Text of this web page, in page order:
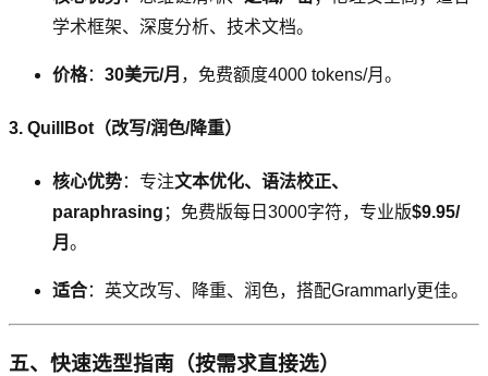
学术框架、深度分析、技术文档。
价格： 30美元/月 ，免费额度4000 tokens/月。
3. QuillBot（改写/润色/降重）
核心优势：专注文本优化、语法校正、
paraphrasing ；免费版每日3000字符，专业版$9.95/
月 。
适合：英文改写、降重、润色，搭配Grammarly更佳。
五、快速选型指南（按需求直接选）